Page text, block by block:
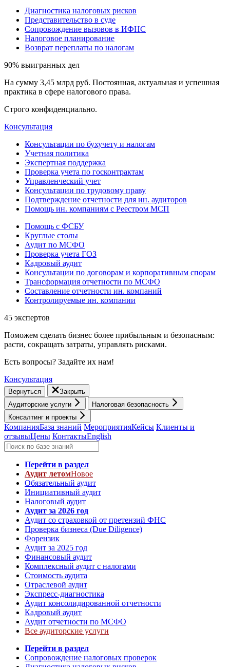
Диагностика налоговых рисков
Представительство в суде
Сопровождение вызовов в ИФНС
Налоговое планирование
Возврат переплаты по налогам
90% выигранных дел
На сумму 3,45 млрд руб. Постоянная, актуальная и успешная
практика в сфере налогового права.
Строго конфиденциально.
Консультация
Консультации по бухучету и налогам
Учетная политика
Экспертная поддержка
Проверка учета по госконтрактам
Управленческий учет
Консультации по трудовому праву
Подтверждение отчетности для ин. аудиторов
Помощь ин. компаниям с Реестром МСП
Помощь с ФСБУ
Круглые столы
Аудит по МСФО
Проверка учета ГОЗ
Кадровый аудит
Консультации по договорам и корпоративным спорам
Трансформация отчетности по МСФО
Составление отчетности ин. компаний
Контролируемые ин. компании
45 экспертов
Поможем сделать бизнес более прибыльным и безопасным:
расти, cокращать затраты, управлять рисками.
Есть вопросы? Задайте их нам!
Консультация
Вернуться
Закрыть
Аудиторские услуги
Налоговая безопасность
Консалтинг и проекты
КомпанияБаза знаний МероприятияКейсы Клиенты и
отзывыЦены КонтактыEnglish
Перейти в раздел
Аудит летомНовое
Обязательный аудит
Инициативный аудит
Налоговый аудит
Аудит за 2026 год
Аудит со страховкой от претензий ФНС
Проверка бизнеса (Due Diligence)
Форензик
Аудит за 2025 год
Финансовый аудит
Комплексный аудит с налогами
Стоимость аудита
Отраслевой аудит
Экспресс-диагностика
Аудит консолидированной отчетности
Кадровый аудит
Аудит отчетности по МСФО
Все аудиторские услуги
Перейти в раздел
Сопровождение налоговых проверок